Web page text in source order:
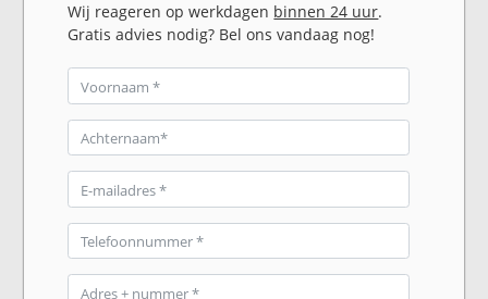
Wij reageren op werkdagen binnen 24 uur.
Gratis advies nodig? Bel ons vandaag nog!